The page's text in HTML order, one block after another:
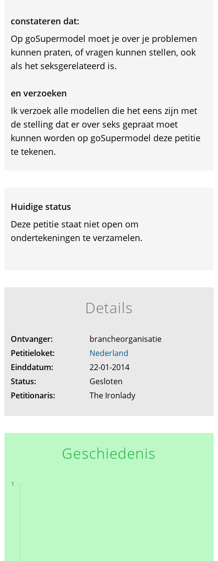
constateren dat:
Op goSupermodel moet je over je problemen
kunnen praten, of vragen kunnen stellen, ook
als het seksgerelateerd is.
en verzoeken
Ik verzoek alle modellen die het eens zijn met
de stelling dat er over seks gepraat moet
kunnen worden op goSupermodel deze petitie
te tekenen.
Huidige status
Deze petitie staat niet open om
ondertekeningen te verzamelen.
Details
Ontvanger:
brancheorganisatie
Petitieloket:
Nederland
Einddatum:
22-01-2014
Status:
Gesloten
Petitionaris:
The Ironlady
Geschiedenis